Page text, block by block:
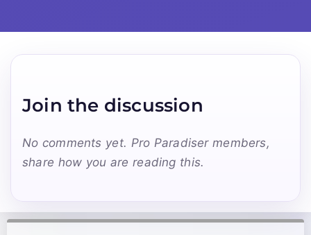
Join the discussion
No comments yet. Pro Paradiser members,
share how you are reading this.